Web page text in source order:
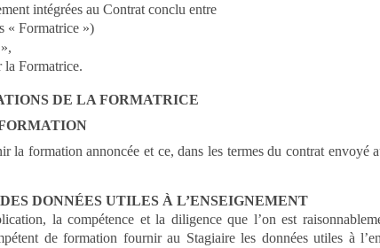
intégrées au Contrat conclu entre
« Formatrice »)
Formatrice.
LA FORMATRICE
la formation annoncée et ce, dans les termes du contrat envoyé
DONNÉES UTILES À L’ENSEIGNEMENT
la compétence et la diligence que l’on est
de formation fournir au Stagiaire les données utiles à